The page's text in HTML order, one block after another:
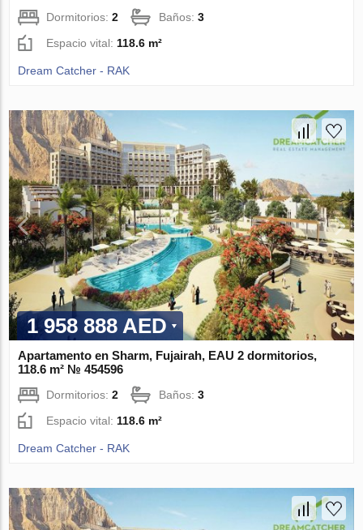
Dormitorios:2 Baños:3
Espacio vital: 118.6 m²
Dream Catcher - RAK
1 958 888 AED
Apartamento en Sharm, Fujairah, EAU 2 dormitorios,
118.6 m² № 454596
Dormitorios:2 Baños:3
Espacio vital: 118.6 m²
Dream Catcher - RAK